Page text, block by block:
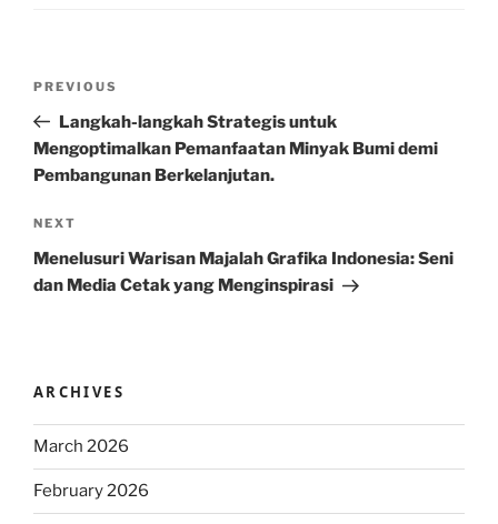
Previous
Post
PREVIOUS
Langkah-langkah Strategis untuk
Mengoptimalkan Pemanfaatan Minyak Bumi demi
Pembangunan Berkelanjutan.
Next
Post
NEXT
Menelusuri Warisan Majalah Grafika Indonesia: Seni
dan Media Cetak yang Menginspirasi
ARCHIVES
March 2026
February 2026